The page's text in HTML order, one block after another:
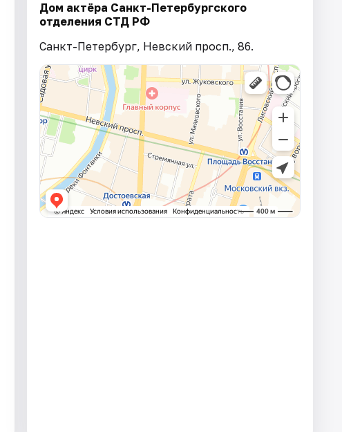
Дом актёра Санкт-Петербургского
отделения СТД РФ
Санкт-Петербург, Невский просп., 86.